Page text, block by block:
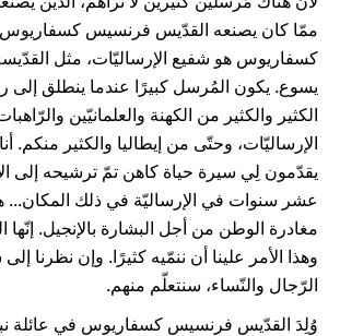
ممّا كان يصنعه القدّيس فرنسيس
كسفاريوس هو شفيع الإرساليّات، مثل
يسوع. يكون المُرسل كبيرًا عندما ينطلق إلى
الكثير والكثير من الكهنة والعلمانيّين
الإرساليّات، وحتّى من إيطاليا والكثير منكم.
يقدّمون لِي سيرة حياة كاهن تمّ ترشيحه إلى
عشر سنوات في الإرساليّة في ذلك المكان...
مغادرة الوطن من أجل البشارة بالإنجيل. إنّها
وهذا الأمر علينا أن ننمّيه كثيرًا. وإن نظرنا
الرّجال والنّساء، سنتعلّم منهم.
وُلِدَ القدّيس فرنسيس كسفاريوس في عائلة